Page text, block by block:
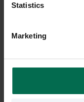
Statistics
Marketing
Crassevig
1100 kr